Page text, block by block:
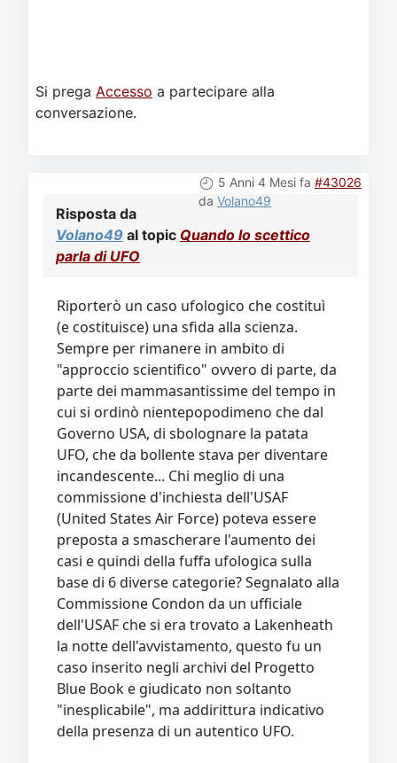
Si prega Accesso a partecipare alla
conversazione.
5 Anni 4 Mesi fa #43026
da Volano49
Risposta da
Volano49 al topic Quando lo scettico
parla di UFO
Riporterò un caso ufologico che costituì
(e costituisce) una sfida alla scienza.
Sempre per rimanere in ambito di
"approccio scientifico" ovvero di parte, da
parte dei mammasantissime del tempo in
cui si ordinò nientepopodimeno che dal
Governo USA, di sbolognare la patata
UFO, che da bollente stava per diventare
incandescente... Chi meglio di una
commissione d'inchiesta dell'USAF
(United States Air Force) poteva essere
preposta a smascherare l'aumento dei
casi e quindi della fuffa ufologica sulla
base di 6 diverse categorie? Segnalato alla
Commissione Condon da un ufficiale
dell'USAF che si era trovato a Lakenheath
la notte dell'avvistamento, questo fu un
caso inserito negli archivi del Progetto
Blue Book e giudicato non soltanto
"inesplicabile", ma addirittura indicativo
della presenza di un autentico UFO.